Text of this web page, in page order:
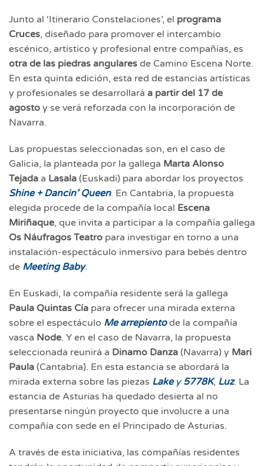
Junto al ‘Itinerario Constelaciones’, el programa
Cruces, diseñado para promover el intercambio
escénico, artístico y profesional entre compañías, es
otra de las piedras angulares de Camino Escena Norte.
En esta quinta edición, esta red de estancias artísticas
y profesionales se desarrollará a partir del 17 de
agosto y se verá reforzada con la incorporación de
Navarra.
Las propuestas seleccionadas son, en el caso de
Galicia, la planteada por la gallega Marta Alonso
Tejada a Lasala (Euskadi) para abordar los proyectos
Shine + Dancin’ Queen. En Cantabria, la propuesta
elegida procede de la compañía local Escena
Miriñaque, que invita a participar a la compañía gallega
Os Náufragos Teatro para investigar en torno a una
instalación-espectáculo inmersivo para bebés dentro
de Meeting Baby.
En Euskadi, la compañía residente será la gallega
Paula Quintas Cía para ofrecer una mirada externa
sobre el espectáculo Me arrepientode la compañía
vasca Node. Y en el caso de Navarra, la propuesta
seleccionada reunirá a Dinamo Danza (Navarra) y Mari
Paula (Cantabria). En esta estancia se abordará la
mirada externa sobre las piezas Lake y5778K, Luz. La
estancia de Asturias ha quedado desierta al no
presentarse ningún proyecto que involucre a una
compañía con sede en el Principado de Asturias.
A través de esta iniciativa, las compañías residentes